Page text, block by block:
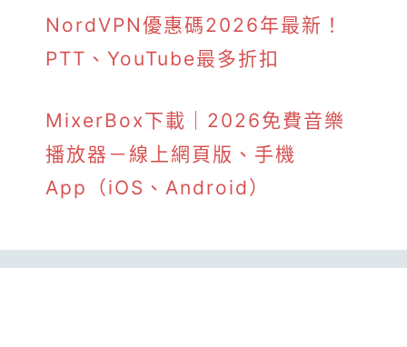
NordVPN優惠碼2026年最新！
PTT、YouTube最多折扣
MixerBox下載｜2026免費音樂
播放器－線上網頁版、手機
App（iOS、Android）